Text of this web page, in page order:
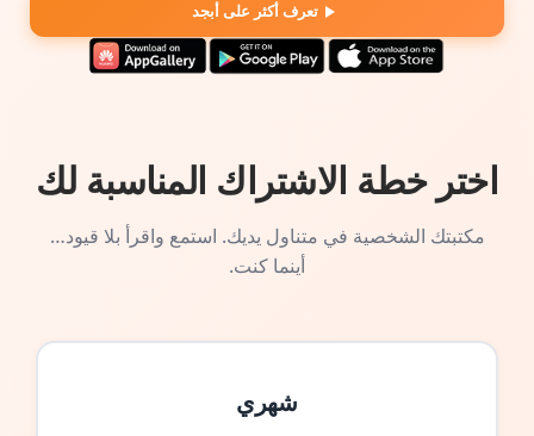
تعرف أكثر على أبجد
اختر خطة الاشتراك المناسبة لك
مكتبتك الشخصية في متناول يديك. استمع واقرأ بلا قيود…
أينما كنت.
شهري